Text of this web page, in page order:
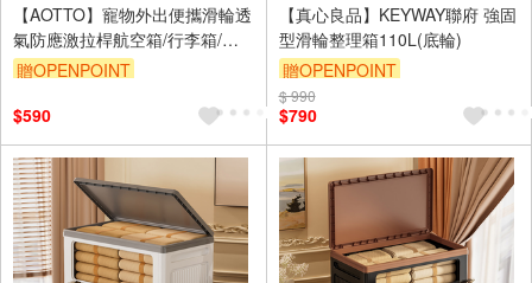
【AOTTO】寵物外出便攜滑輪透
氣防應激拉桿航空箱/行李箱/貓
籠(AC-231)
贈OPENPOINT
$590
【真心良品】KEYWAY聯府 強固
型滑輪整理箱110L(底輪)
贈OPENPOINT
訂單滿1999享95折
$ 990
$790